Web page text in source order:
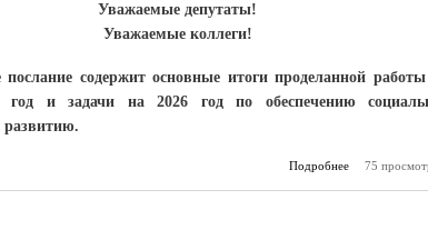
Уважаемые депутаты!
Уважаемые коллеги!
послание содержит основные итоги проделанной
год и задачи на 2026 год по обеспечению
развитию.
Подробнее
о «В основе
75